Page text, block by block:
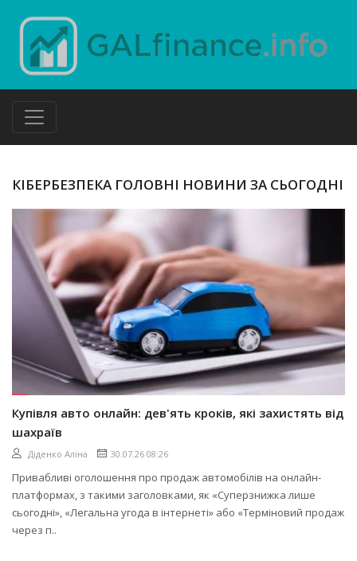
КІБЕРБЕЗПЕКА ГОЛОВНІ НОВИНИ ЗА СЬОГОДНІ
Купівля авто онлайн: дев'ять кроків, які захистять від
шахраїв
Діденко Аліна 30.07.26 08:26
Привабливі оголошення про продаж автомобілів на онлайн-
платформах, з такими заголовками, як «Суперзнижка лише
сьогодні», «Легальна угода в інтернеті» або «Терміновий продаж
через п..